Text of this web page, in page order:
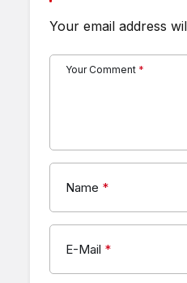
Your email address
Your Comment *
Name *
E-Mail *